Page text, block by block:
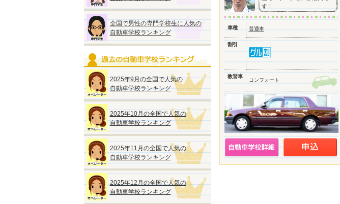
全国で男性の専門学校生に人気の
自動車学校ランキング
2025年9月の全国で人気の
自動車学校ランキング
2025年10月の全国で人気の
自動車学校ランキング
2025年11月の全国で人気の
自動車学校ランキング
2025年12月の全国で人気の
自動車学校ランキング
す！
車種 普通車
割引
教習車
コンフォート